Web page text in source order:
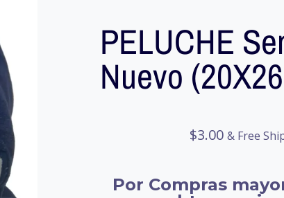
PELUCHE
Nuevo
$3.00 & Free
Por Compras